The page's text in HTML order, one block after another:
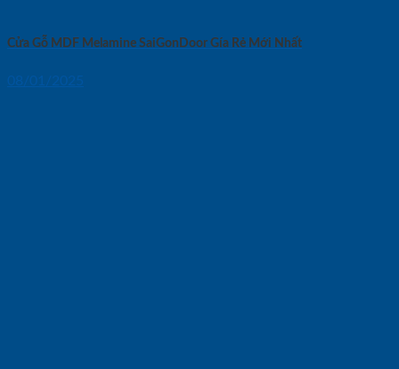
Cửa Gỗ MDF Melamine SaiGonDoor Gía Rẻ Mới Nhất
08/01/2025